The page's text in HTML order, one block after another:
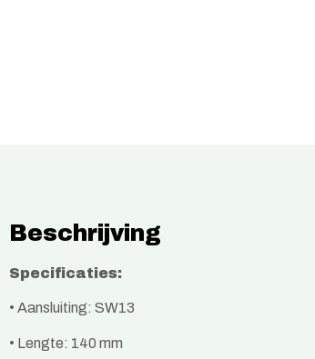
Beschrijving
Specificaties:
• Aansluiting: SW13
• Lengte: 140 mm